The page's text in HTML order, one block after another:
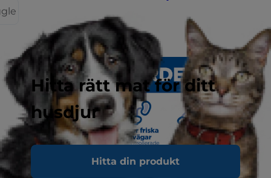
Hitta rätt mat för ditt
husdjur
Hitta din produkt